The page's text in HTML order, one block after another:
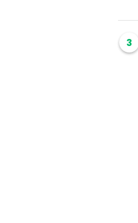
3